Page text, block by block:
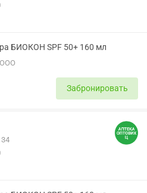
БИОКОН SPF 50+ 160 мл
Забронировать